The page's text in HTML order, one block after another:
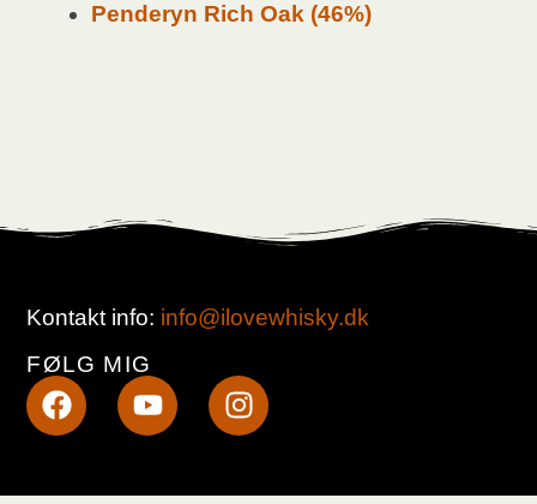
Penderyn Rich Oak (46%)
Kontakt info: info@ilovewhisky.dk
FØLG MIG